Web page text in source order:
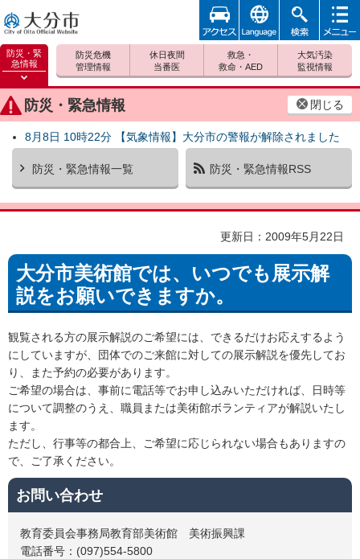
大分市
防災・緊
急情報
防災緊
急情報
を開く
防災・緊急情報 閉じる
8月8日 10時22分 【気象情報】大分市の警報が解除されました
防災・緊急情報一覧 防災・緊急情報RSS
防災危機
管理情報
休日夜間
当番医
救急・
救命・AED
大気汚染
監視情報
アクセ
ス
foreign 検索
メニュ
更新日：2009年5月22日
大分市美術館では、いつでも展示解
説をお願いできますか。
観覧される方の展示解説のご希望には、できるだけお応えするよう
にしていますが、団体でのご来館に対しての展示解説を優先してお
り、また予約の必要があります。
ご希望の場合は、事前に電話等でお申し込みいただければ、日時等
について調整のうえ、職員または美術館ボランティアが解説いたし
ます。
ただし、行事等の都合上、ご希望に応じられない場合もありますの
で、ご了承ください。
お問い合わせ
教育委員会事務局教育部美術館 美術振興課
電話番号：(097)554-5800